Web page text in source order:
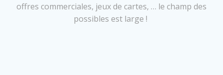
offres commerciales, jeux de cartes, … le champ des
possibles est large !